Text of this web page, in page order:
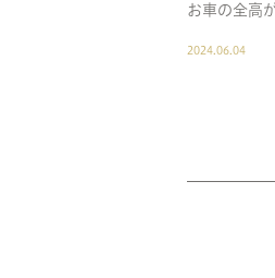
お車の全高
2024.06.04